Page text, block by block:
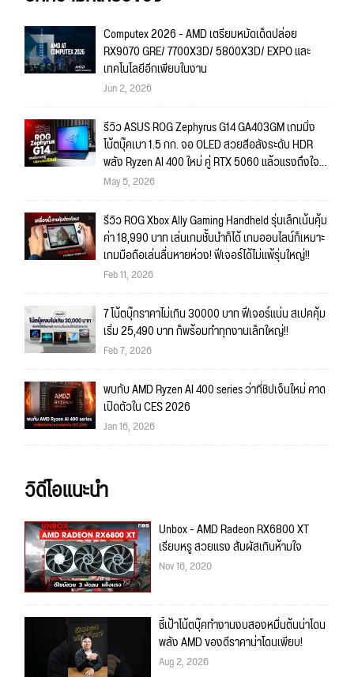
Computex 2026 - AMD เตรียมหมัดเด็ดปล่อย
RX9070 GRE/ 7700X3D/ 5800X3D/ EXPO และ
เทคโนโลยีอีกเพียบในงาน
Jun 2, 2026
รีวิว ASUS ROG Zephyrus G14 GA403GM เกมมิ่ง
โน้ตบุ๊คเบา 1.5 กก. จอ OLED สวยสีอลังระดับ HDR
พลัง Ryzen AI 400 ใหม่ คู่ RTX 5060 แล้วแรงถึงใจ
งานใหญ่พร้อมลุย เกมไหนก็พร้อมเล่น!!
May 5, 2026
รีวิว ROG Xbox Ally Gaming Handheld รุ่นเล็กเน้นคุ้ม
ค่า 18,990 บาท เล่นเกมชั้นนำก็ได้ เกมออนไลน์ก็เหมาะ
เกมมือถือเล่นลื่นหายห่วง! ฟีเจอร์ได้ไม่แพ้รุ่นใหญ่!!
Feb 11, 2026
7 โน้ตบุ๊กราคาไม่เกิน 30000 บาท ฟีเจอร์แน่น สเปคคุ้ม
เริ่ม 25,490 บาท ก็พร้อมทำทุกงานเล็กใหญ่!!
Feb 7, 2026
พบกับ AMD Ryzen AI 400 series ว่าที่ชิปเจ็นใหม่ คาด
เปิดตัวใน CES 2026
Jan 16, 2026
วิดีโอแนะนำ
Unbox - AMD Radeon RX6800 XT
เรียบหรู สวยแรง สัมผัสเกินห้ามใจ
Nov 16, 2020
ชี้เป้าโน้ตบุ๊คทำงานงบสองหมื่นต้นน่าโดน
พลัง AMD ของดีราคาน่าโดนเพียบ!
Aug 2, 2026